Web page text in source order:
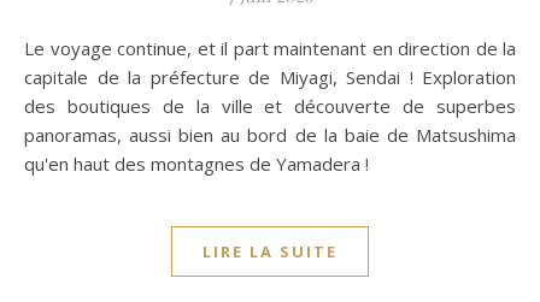
Le voyage continue, et il part maintenant en direction de la
capitale de la préfecture de Miyagi, Sendai ! Exploration
des boutiques de la ville et découverte de superbes
panoramas, aussi bien au bord de la baie de Matsushima
qu'en haut des montagnes de Yamadera !
LIRE LA SUITE